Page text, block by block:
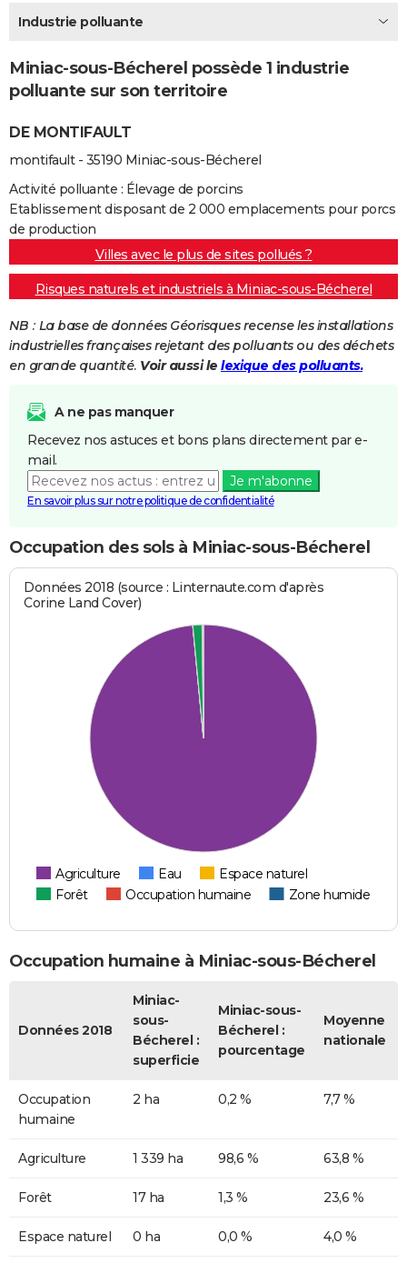
Destinations
City break
Voyage nature
Voyage de noces
Forum
Climat
+PHOTO
GUIDES D'ACHAT
BONS PLANS
CARTE DE VOEUX
Carte de Noël
Carte Bonne année
Carte Saint-Valentin
Carte Pâques
Carte d'anniversaire
DICTIONNAIRE
Dictionnaire
Biographies
Citations
Expressions
Proverbes
PROGRAMME TV
COPAINS D'AVANT
S'inscrire
Se connecter
Lycées
Collèges
Primaires
Universités
Entreprises
Service militaire
Avis de recherche
Bricolage
Lifestyle
Culture
Sport
Auto
Television
Voyage
Cinema
Industrie polluante
Miniac-sous-Bécherel possède 1 industrie
polluante sur son territoire
DE MONTIFAULT
montifault - 35190 Miniac-sous-Bécherel
Activité polluante : Élevage de porcins
Etablissement disposant de 2 000 emplacements pour porcs
de production
Villes avec le plus de sites pollués ?
Risques naturels et industriels à Miniac-sous-Bécherel
NB : La base de données Géorisques recense les installations
industrielles françaises rejetant des polluants ou des déchets
en grande quantité. Voir aussi le lexique des polluants.
A ne pas manquer
Recevez nos astuces et bons plans directement par e-
mail.
Je m'abonne
En savoir plus sur notre politique de confidentialité
Occupation des sols à Miniac-sous-Bécherel
Données 2018 (source : Linternaute.com d'après
Corine Land Cover)
Agriculture Eau
Espace naturel
Forêt
Occupation humaine Zone humide
Occupation humaine à Miniac-sous-Bécherel
Données 2018
Miniac-
sous-
Bécherel :
superficie
Miniac-sous-
Bécherel :
pourcentage
Moyenne
nationale
Occupation
humaine
2 ha 0,2 % 7,7 %
Agriculture 1 339 ha 98,6 % 63,8 %
Forêt 17 ha 1,3 % 23,6 %
Espace naturel 0 ha 0,0 % 4,0 %